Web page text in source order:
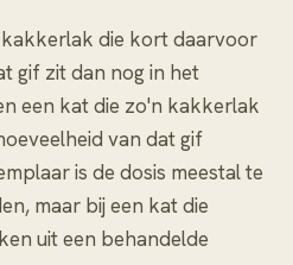
kakkerlak die kort daarvoor
gif zit dan nog in het
een kat die zo'n kakkerlak
van dat gif
is de dosis meestal te
maar bij een kat die
uit een behandelde